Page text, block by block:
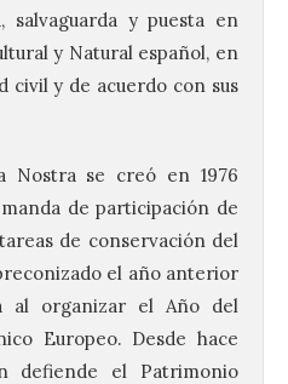
salvaguarda y puesta en
y Natural español, en
civil y de acuerdo con sus
Nostra se creó en 1976
de participación de
de conservación del
el año anterior
al organizar el Año del
Europeo. Desde hace
defiende el Patrimonio